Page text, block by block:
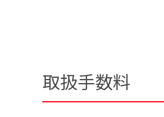
取扱手数料